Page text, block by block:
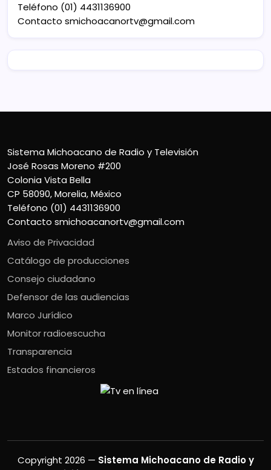
Teléfono (01) 4431136900
Contacto smichoacanortv@gmail.com
Sistema Michoacano de Radio y Televisión
José Rosas Moreno #200
Colonia Vista Bella
CP 58090, Morelia, México
Teléfono (01) 4431136900
Contacto smichoacanortv@gmail.com
Aviso de Privacidad
Catálogo de producciones
Consejo ciudadano
Defensor de las audiencias
Marco Jurídico
Monitor radioescucha
Transparencia
Estados financieros
Copyright 2026 — Sistema Michoacano de Radio y